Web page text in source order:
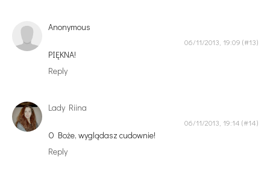
Anonymous
06/11/2013, 19:09
PIĘKNA!
Reply
Lady Riina
06/11/2013, 19:14
O Boże, wyglądasz cudownie!
Reply